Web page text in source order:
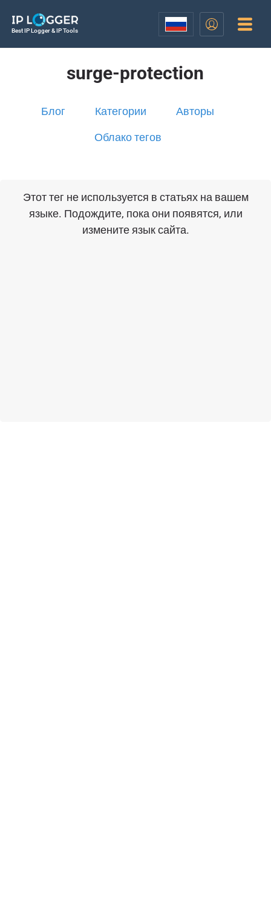
Best IP Logger & IP Tools
surge-protection
Блог Категории Авторы
Облако тегов